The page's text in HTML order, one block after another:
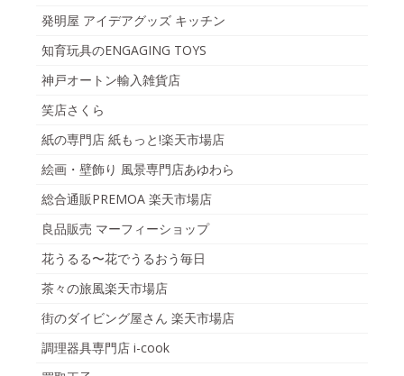
発明屋 アイデアグッズ キッチン
知育玩具のENGAGING TOYS
神戸オートン輸入雑貨店
笑店さくら
紙の専門店 紙もっと!楽天市場店
絵画・壁飾り 風景専門店あゆわら
総合通販PREMOA 楽天市場店
良品販売 マーフィーショップ
花うるる〜花でうるおう毎日
茶々の旅風楽天市場店
街のダイビング屋さん 楽天市場店
調理器具専門店 i-cook